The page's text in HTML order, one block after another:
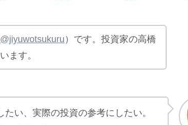
@jiyuwotsukuru ）です。投資家の高橋
ます。
たい、実際の投資の参考にしたい。